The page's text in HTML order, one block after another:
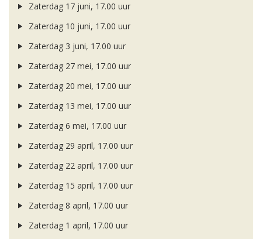
Zaterdag 17 juni, 17.00 uur
Zaterdag 10 juni, 17.00 uur
Zaterdag 3 juni, 17.00 uur
Zaterdag 27 mei, 17.00 uur
Zaterdag 20 mei, 17.00 uur
Zaterdag 13 mei, 17.00 uur
Zaterdag 6 mei, 17.00 uur
Zaterdag 29 april, 17.00 uur
Zaterdag 22 april, 17.00 uur
Zaterdag 15 april, 17.00 uur
Zaterdag 8 april, 17.00 uur
Zaterdag 1 april, 17.00 uur